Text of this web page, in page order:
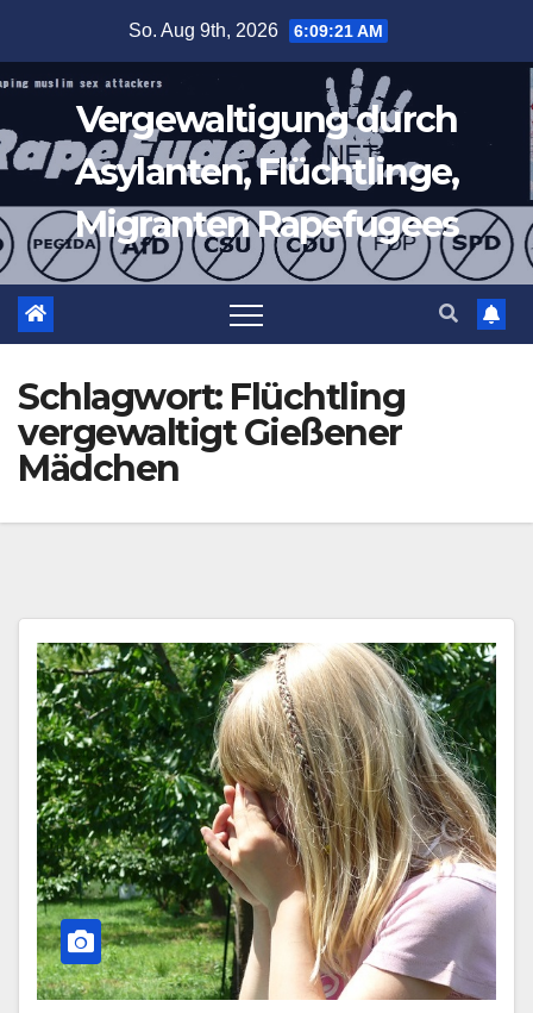
springen
So. Aug 9th, 2026 6:09:22 AM
Vergewaltigung durch
Asylanten, Flüchtlinge,
Migranten Rapefugees
Schlagwort: Flüchtling
vergewaltigt Gießener
Mädchen